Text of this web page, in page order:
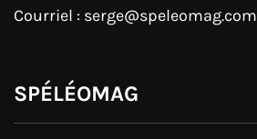
Courriel : serge@speleomag.com
SPÉLÉOMAG